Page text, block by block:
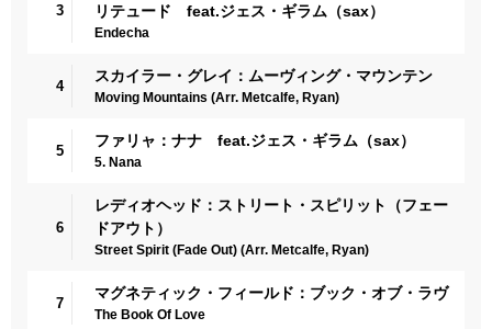
3
リテュード feat.ジェス・ギラム（sax）
Endecha
4
スカイラー・グレイ：ムーヴィング・マウンテン
Moving Mountains (Arr. Metcalfe, Ryan)
5
ファリャ：ナナ feat.ジェス・ギラム（sax）
5. Nana
6
レディオヘッド：ストリート・スピリット（フェー
ドアウト）
Street Spirit (Fade Out) (Arr. Metcalfe, Ryan)
7
マグネティック・フィールド：ブック・オブ・ラヴ
The Book Of Love